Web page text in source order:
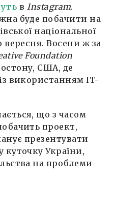
в Instagram.
буде побачити на
національної
вересня. Восени ж за
Foundation
США, де
використанням IT-
що з часом
проект,
презентувати
куточку України,
на проблеми